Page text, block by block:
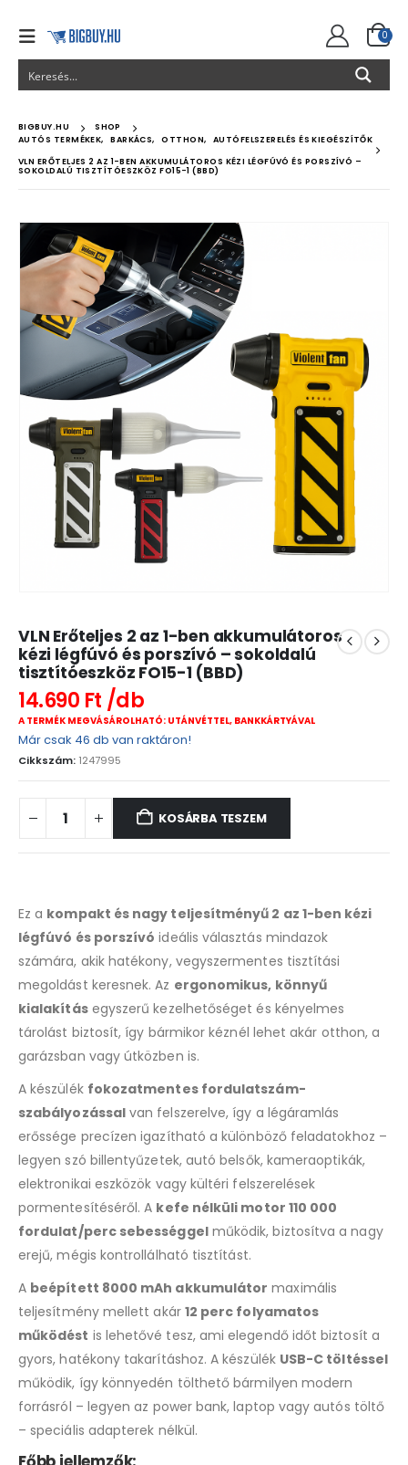
0
BIGBUY.HU
SHOP
AUTÓS TERMÉKEK, BARKÁCS, OTTHON,
AUTÓFELSZERELÉS ÉS KIEGÉSZÍTŐK
VLN ERŐTELJES 2 AZ 1-BEN AKKUMULÁTOROS KÉZI LÉGFÚVÓ ÉS PORSZÍVÓ –
SOKOLDALÚ TISZTÍTÓESZKÖZ FO15-1 (BBD)
VLN Erőteljes 2 az 1-ben akkumulátoros
kézi légfúvó és porszívó – sokoldalú
tisztítóeszköz FO15-1 (BBD)
14.690 Ft
A TERMÉK MEGVÁSÁROLHATÓ: UTÁNVÉTTEL, BANKKÁRTYÁVAL
Már csak 46 db van raktáron!
Cikkszám: 1247995
KOSÁRBA TESZEM
Ez a kompakt és nagy teljesítményű 2 az 1-ben kézi
légfúvó és porszívó ideális választás mindazok
számára, akik hatékony, vegyszermentes tisztítási
megoldást keresnek. Az ergonomikus, könnyű
kialakításegyszerű kezelhetőséget és kényelmes
tárolást biztosít, így bármikor kéznél lehet akár otthon, a
garázsban vagy útközben is.
A készülék fokozatmentes fordulatszám-
szabályozássalvan felszerelve, így a légáramlás
erőssége precízen igazítható a különböző feladatokhoz –
legyen szó billentyűzetek, autó belsők, kameraoptikák,
elektronikai eszközök vagy kültéri felszerelések
pormentesítéséről. A kefe nélküli motor 110 000
fordulat/perc sebességgelműködik, biztosítva a nagy
erejű, mégis kontrollálható tisztítást.
A beépített 8000 mAh akkumulátor maximális
teljesítmény mellett akár 12 perc folyamatos
működést is lehetővé tesz, ami elegendő időt biztosít a
gyors, hatékony takarításhoz. A készülék USB-C töltéssel
működik, így könnyedén tölthető bármilyen modern
forrásról – legyen az power bank, laptop vagy autós töltő
– speciális adapterek nélkül.